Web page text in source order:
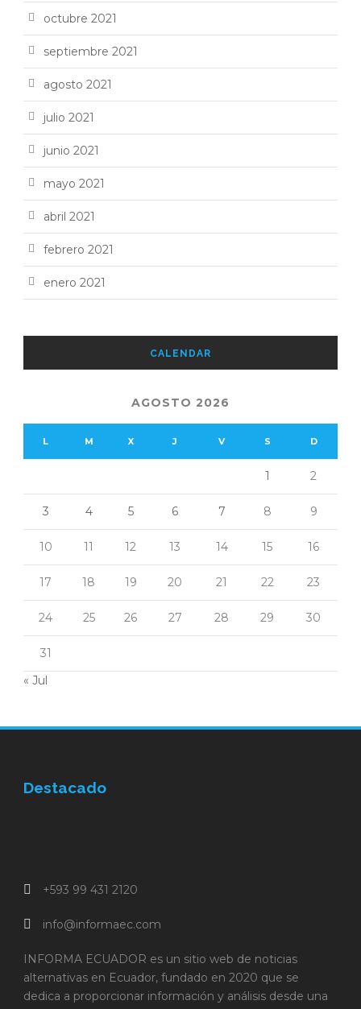
octubre 2021
septiembre 2021
agosto 2021
julio 2021
junio 2021
mayo 2021
abril 2021
febrero 2021
enero 2021
CALENDAR
AGOSTO 2026
L M X J V S D
1 2
3 4 5 6 7 8 9
10 11 12 13 14 15 16
17 18 19 20 21 22 23
24 25 26 27 28 29 30
31
« Jul
Destacado
+593 99 431 2120
info@informaec.com
INFORMA ECUADOR es un sitio web de noticias
alternativas en Ecuador, fundado en 2020 que se
dedica a proporcionar información y análisis desde una